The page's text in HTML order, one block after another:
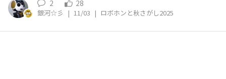
2 28
銀河☆彡 | 11/03 | ロボホンと秋さがし2025